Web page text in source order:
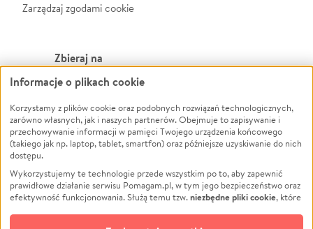
Zarządzaj zgodami cookie
Zbieraj na
Leczenie
Zwierzęta
Pożar
Ukraina
Pomoc Finansowa
Projekty
Pogrzeb
Powódź
Wichura
NGO
Edukacja
Podróż
Impreza
Informacje o plikach cookie
Korzystamy z plików cookie oraz podobnych rozwiązań technologicznych,
zarówno własnych, jak i naszych partnerów. Obejmuje to zapisywanie i
przechowywanie informacji w pamięci Twojego urządzenia końcowego
(takiego jak np. laptop, tablet, smartfon) oraz późniejsze uzyskiwanie do nich
dostępu.
Wykorzystujemy te technologie przede wszystkim po to, aby zapewnić
prawidłowe działanie serwisu Pomagam.pl, w tym jego bezpieczeństwo oraz
efektywność funkcjonowania. Służą temu tzw.niezbędne pliki cookie, które